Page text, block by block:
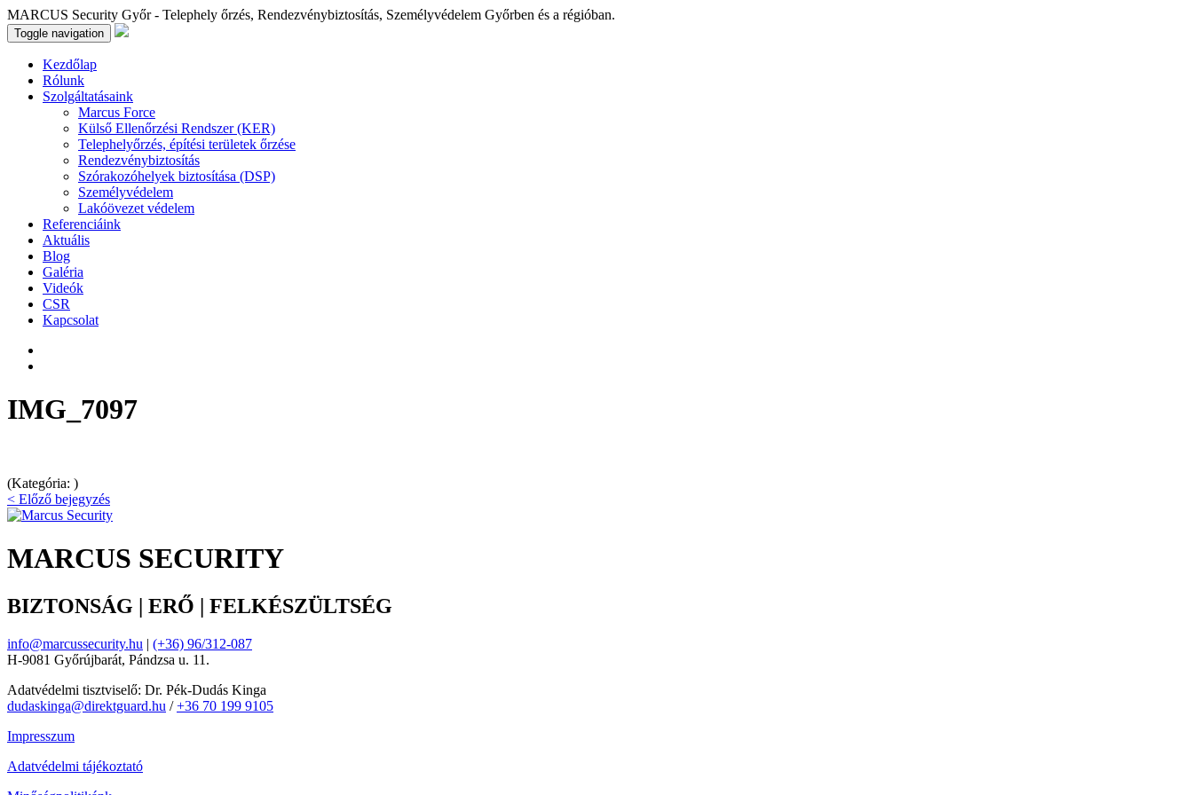
MARCUS Security Győr - Telephely őrzés, Rendezvénybiztosítás, Személyvédelem Győrben és a régióban.
Toggle navigation
Kezdőlap
Rólunk
Szolgáltatásaink
Marcus Force
Külső Ellenőrzési Rendszer (KER)
Telephelyőrzés, építési területek őrzése
Rendezvénybiztosítás
Szórakozóhelyek biztosítása (DSP)
Személyvédelem
Lakóövezet védelem
Referenciáink
Aktuális
Blog
Galéria
Videók
CSR
Kapcsolat
IMG_7097
(Kategória: )
< Előző bejegyzés
MARCUS SECURITY
BIZTONSÁG | ERŐ | FELKÉSZÜLTSÉG
info@marcussecurity.hu | (+36) 96/312-087
H-9081 Győrújbarát, Pándzsa u. 11.
Adatvédelmi tisztviselő: Dr. Pék-Dudás Kinga
dudaskinga@direktguard.hu /+36 70 199 9105
Impresszum
Adatvédelmi tájékoztató